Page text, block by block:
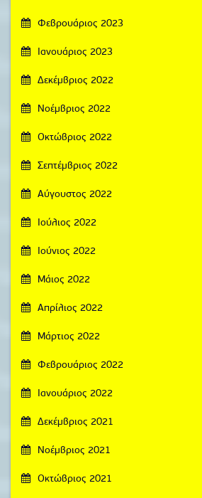
Φεβρουάριος 2023
Ιανουάριος 2023
Δεκέμβριος 2022
Νοέμβριος 2022
Οκτώβριος 2022
Σεπτέμβριος 2022
Αύγουστος 2022
Ιούλιος 2022
Ιούνιος 2022
Μάιος 2022
Απρίλιος 2022
Μάρτιος 2022
Φεβρουάριος 2022
Ιανουάριος 2022
Δεκέμβριος 2021
Νοέμβριος 2021
Οκτώβριος 2021